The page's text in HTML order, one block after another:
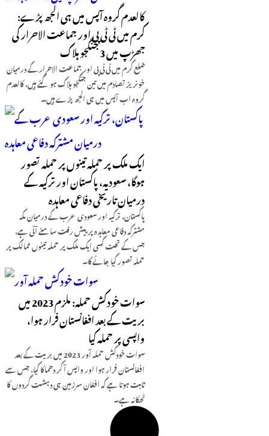
کالعدم گروہ آپس میں ہی الجھ پڑے:
کرم میں ٹی ٹی پی اور جماعت الاحرار کی
جھڑپ میں 3 جنگجو ہلاک
ضلع کرم میں ٹی ٹی پی اور جماعت الاحرار کے درمیان
خونریز تصادم میں تین جنگجو ہلاک ہو گئے ہیں، کالعدم
گروہ اب آپس میں ہی الجھ پڑے ہیں۔
ایک ملک پر حملہ تینوں پر حملہ تصور
ہوگا، سعودیہ، پاکستان اور ترکیہ کے
درمیان تاریخی دفاعی معاہدہ
پاکستان، ترکیہ اور سعودی عرب کے درمیان مکہ
مشترکہ دفاعی معاہدہ پر پیش رفت سامنے آئی ہے،
جس کے تحت کسی ایک ملک پر حملہ تینوں ممالک پر
حملہ تصور کیا جائے گا۔
سوات خودکش حملہ: ملزم 2023 میں
بریت کے بعد افغانستان فرار ہوا،
واپسی پر حملہ کیا
سوات خودکش حملہ آور 2023 میں بریت کے بعد
افغانستان فرار ہوا اور واپس آ کر دھماکا کیا، جس سے
ثابت ہوتا ہے کہ افغان سرزمین ہی دہشت گردوں کا
ٹھکانہ ہے۔